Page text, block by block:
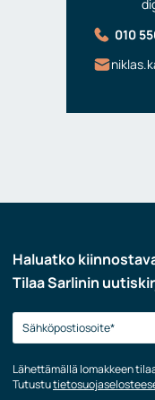
010
Haluatko
Tilaa Sarlinin
Lähettämällä lomakkeen
Tutustu